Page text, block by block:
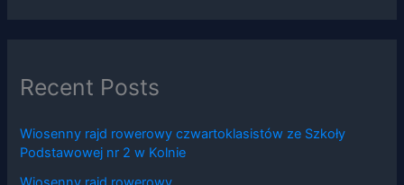
Recent Posts
Wiosenny rajd rowerowy czwartoklasistów ze Szkoły
Podstawowej nr 2 w Kolnie